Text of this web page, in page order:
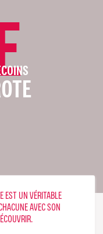
EST UN VÉRITABLE
AVEC SON